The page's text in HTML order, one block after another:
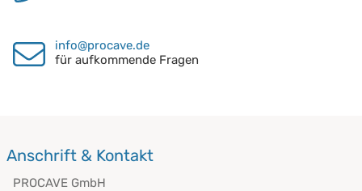
info@procave.de
für aufkommende Fragen
Anschrift & Kontakt
PROCAVE GmbH